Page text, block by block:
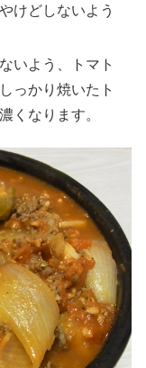
けどしないよう
いよう、トマト
っかり焼いたト
くなります。